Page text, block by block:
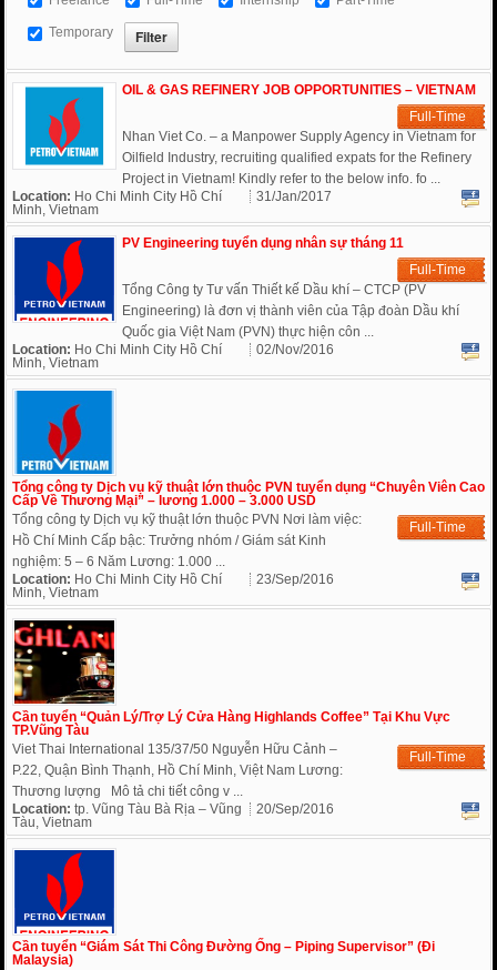
Temporary
OIL & GAS REFINERY JOB OPPORTUNITIES – VIETNAM
Full-Time
Nhan Viet Co. – a Manpower Supply Agency in Vietnam for
Oilfield Industry, recruiting qualified expats for the Refinery
Project in Vietnam! Kindly refer to the below info. fo ...
Location: Ho Chi Minh City Hồ Chí
Minh, Vietnam
31/Jan/2017
PV Engineering tuyển dụng nhân sự tháng 11
Full-Time
Tổng Công ty Tư vấn Thiết kế Dầu khí – CTCP (PV
Engineering) là đơn vị thành viên của Tập đoàn Dầu khí
Quốc gia Việt Nam (PVN) thực hiện côn ...
Location: Ho Chi Minh City Hồ Chí
Minh, Vietnam
02/Nov/2016
Tổng công ty Dịch vụ kỹ thuật lớn thuộc PVN tuyển dụng “Chuyên Viên Cao
Cấp Về Thương Mại” – lương 1.000 – 3.000 USD
Full-Time
Tổng công ty Dịch vụ kỹ thuật lớn thuộc PVN Nơi làm việc:
Hồ Chí Minh Cấp bậc: Trưởng nhóm / Giám sát Kinh
nghiệm: 5 – 6 Năm Lương: 1.000 ...
Location: Ho Chi Minh City Hồ Chí
Minh, Vietnam
23/Sep/2016
Cần tuyển “Quản Lý/Trợ Lý Cửa Hàng Highlands Coffee” Tại Khu Vực
TP.Vũng Tàu
Full-Time
Viet Thai International 135/37/50 Nguyễn Hữu Cảnh –
P.22, Quận Bình Thạnh, Hồ Chí Minh, Việt Nam Lương:
Thương lượng Mô tả chi tiết công v ...
Location:tp. Vũng Tàu Bà Rịa – Vũng
Tàu, Vietnam
20/Sep/2016
Cần tuyển “Giám Sát Thi Công Đường Ống – Piping Supervisor” (Đi
Malaysia)